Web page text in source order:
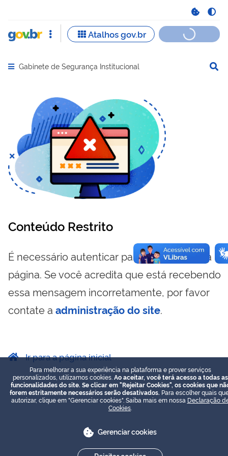
Abrir menu principal de navegação
Gabinete de Segurança Institucional
Conteúdo Restrito
É necessário autenticar para visualizar essa
página. Se você acredita que está recebendo
essa mensagem incorretamente, por favor
contate a administração do site.
Ir para a página inicial
Para melhorar a sua experiência na plataforma e prover serviços
personalizados, utilizamos cookies. Ao aceitar, você terá acesso a todas as
funcionalidades do site. Se clicar em "Rejeitar Cookies", os cookies que
forem estritamente necessários serão desativados. Para escolher quais
autorizar, clique em "Gerenciar cookies". Saiba mais em nossa Declaração
Cookies
Gerenciar cookies